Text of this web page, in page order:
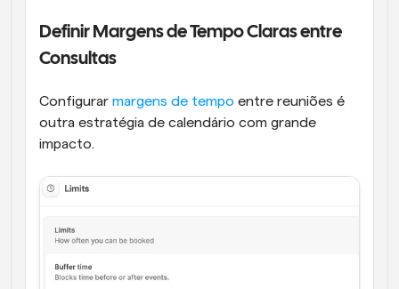
Definir Margens de Tempo Claras entre
Consultas
Configurar margens de tempo entre reuniões é
outra estratégia de calendário com grande
impacto.